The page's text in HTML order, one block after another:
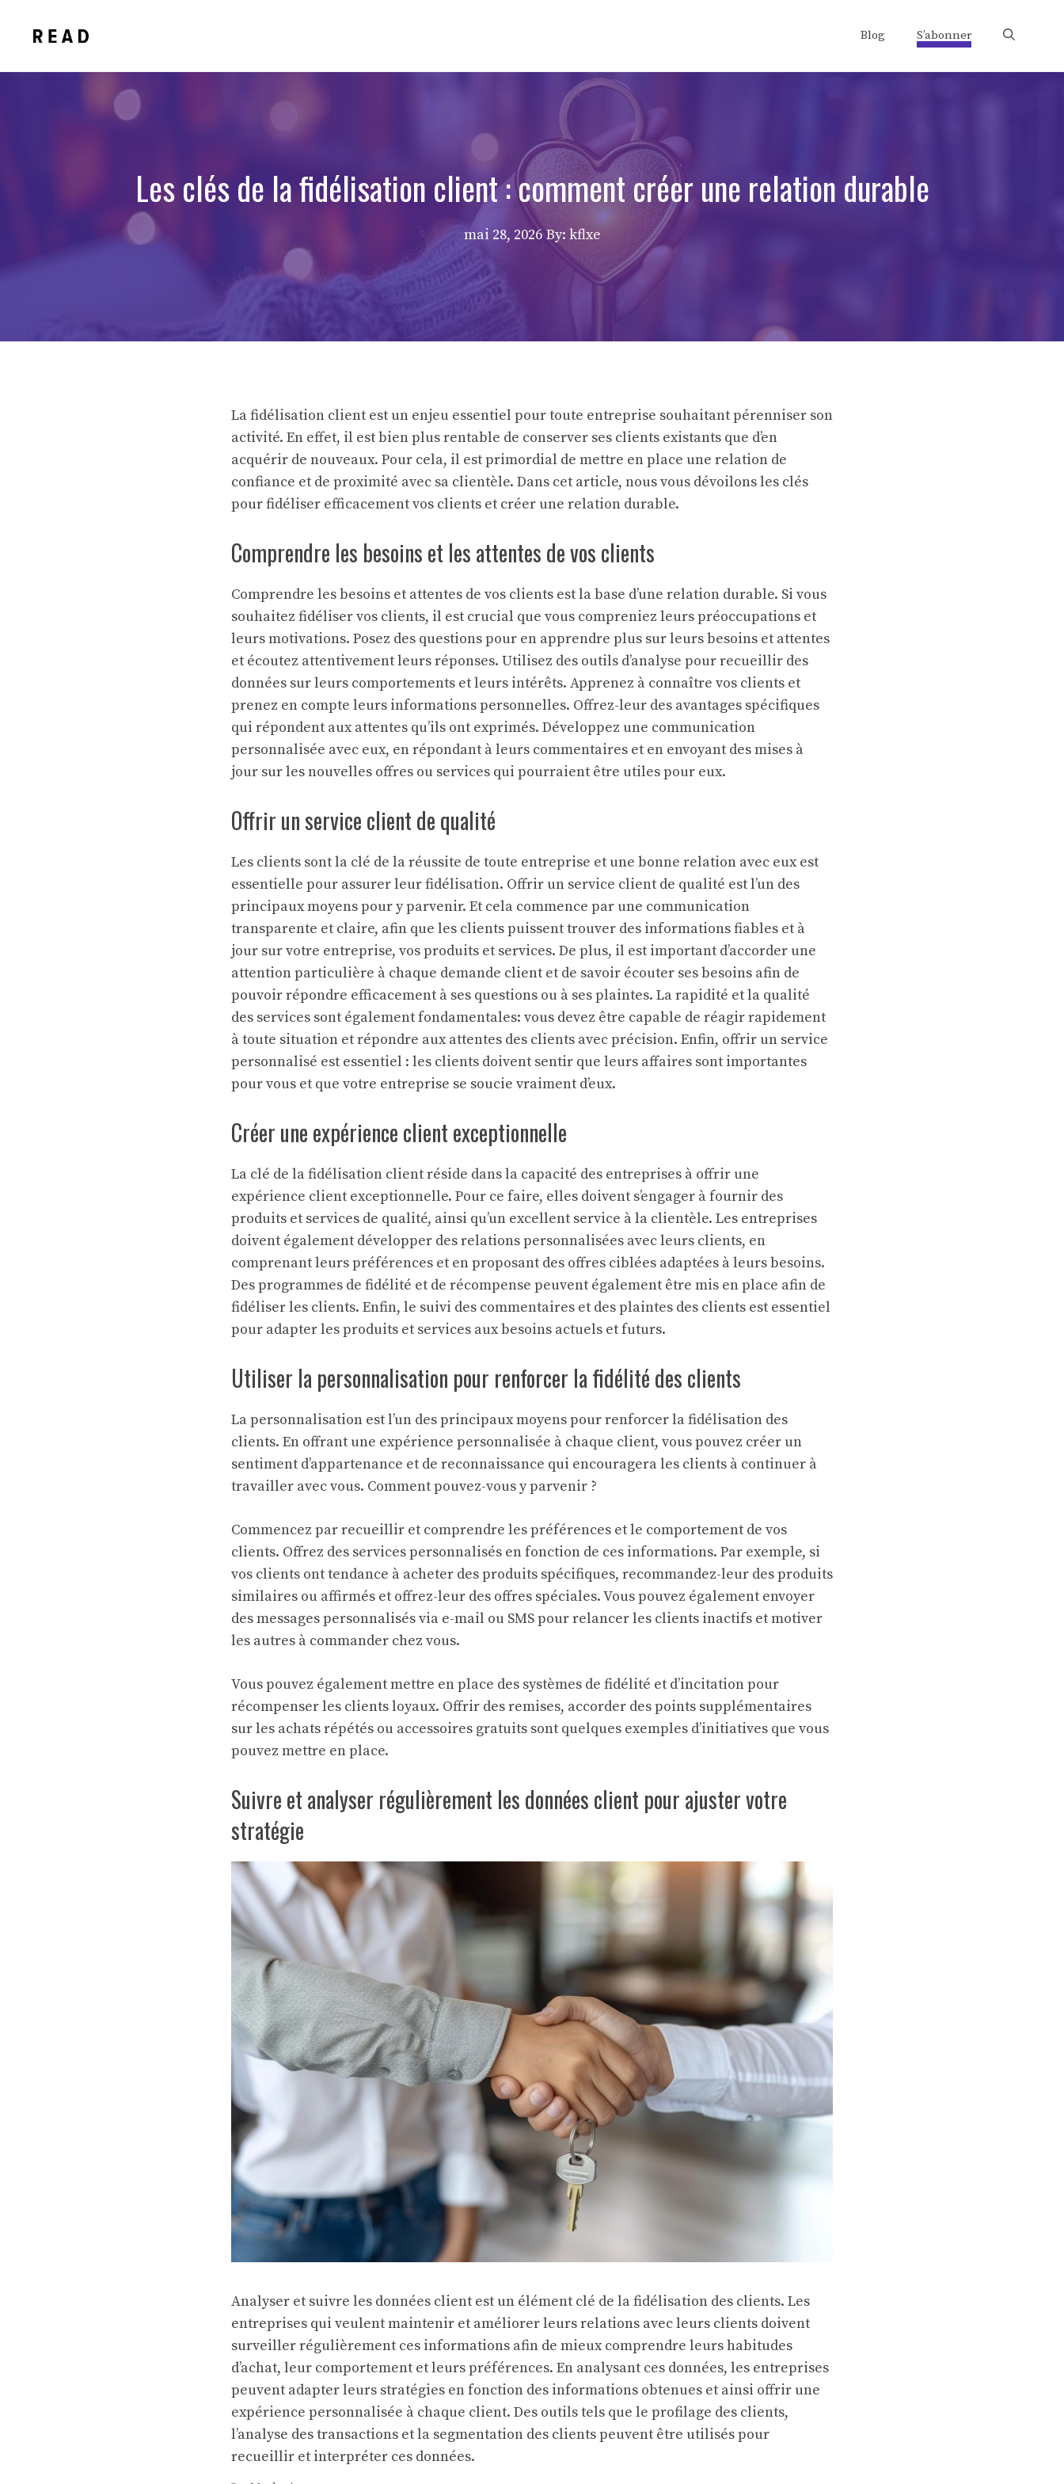
Blog S’abonner
Les clés de la fidélisation client : comment créer une relation durable
mai 28, 2026 By: kflxe
La fidélisation client est un enjeu essentiel pour toute entreprise souhaitant pérenniser son
activité. En effet, il est bien plus rentable de conserver ses clients existants que d’en
acquérir de nouveaux. Pour cela, il est primordial de mettre en place une relation de
confiance et de proximité avec sa clientèle. Dans cet article, nous vous dévoilons les clés
pour fidéliser efficacement vos clients et créer une relation durable.
Comprendre les besoins et les attentes de vos clients
Comprendre les besoins et attentes de vos clients est la base d’une relation durable. Si vous
souhaitez fidéliser vos clients, il est crucial que vous compreniez leurs préoccupations et
leurs motivations. Posez des questions pour en apprendre plus sur leurs besoins et attentes
et écoutez attentivement leurs réponses. Utilisez des outils d’analyse pour recueillir des
données sur leurs comportements et leurs intérêts. Apprenez à connaître vos clients et
prenez en compte leurs informations personnelles. Offrez-leur des avantages spécifiques
qui répondent aux attentes qu’ils ont exprimés. Développez une communication
personnalisée avec eux, en répondant à leurs commentaires et en envoyant des mises à
jour sur les nouvelles offres ou services qui pourraient être utiles pour eux.
Offrir un service client de qualité
Les clients sont la clé de la réussite de toute entreprise et une bonne relation avec eux est
essentielle pour assurer leur fidélisation. Offrir un service client de qualité est l’un des
principaux moyens pour y parvenir. Et cela commence par une communication
transparente et claire, afin que les clients puissent trouver des informations fiables et à
jour sur votre entreprise, vos produits et services. De plus, il est important d’accorder une
attention particulière à chaque demande client et de savoir écouter ses besoins afin de
pouvoir répondre efficacement à ses questions ou à ses plaintes. La rapidité et la qualité
des services sont également fondamentales: vous devez être capable de réagir rapidement
à toute situation et répondre aux attentes des clients avec précision. Enfin, offrir un service
personnalisé est essentiel : les clients doivent sentir que leurs affaires sont importantes
pour vous et que votre entreprise se soucie vraiment d’eux.
Créer une expérience client exceptionnelle
La clé de la fidélisation client réside dans la capacité des entreprises à offrir une
expérience client exceptionnelle. Pour ce faire, elles doivent s’engager à fournir des
produits et services de qualité, ainsi qu’un excellent service à la clientèle. Les entreprises
doivent également développer des relations personnalisées avec leurs clients, en
comprenant leurs préférences et en proposant des offres ciblées adaptées à leurs besoins.
Des programmes de fidélité et de récompense peuvent également être mis en place afin de
fidéliser les clients. Enfin, le suivi des commentaires et des plaintes des clients est essentiel
pour adapter les produits et services aux besoins actuels et futurs.
Utiliser la personnalisation pour renforcer la fidélité des clients
La personnalisation est l’un des principaux moyens pour renforcer la fidélisation des
clients. En offrant une expérience personnalisée à chaque client, vous pouvez créer un
sentiment d’appartenance et de reconnaissance qui encouragera les clients à continuer à
travailler avec vous. Comment pouvez-vous y parvenir ?
Commencez par recueillir et comprendre les préférences et le comportement de vos
clients. Offrez des services personnalisés en fonction de ces informations. Par exemple, si
vos clients ont tendance à acheter des produits spécifiques, recommandez-leur des produits
similaires ou affirmés et offrez-leur des offres spéciales. Vous pouvez également envoyer
des messages personnalisés via e-mail ou SMS pour relancer les clients inactifs et motiver
les autres à commander chez vous.
Vous pouvez également mettre en place des systèmes de fidélité et d’incitation pour
récompenser les clients loyaux. Offrir des remises, accorder des points supplémentaires
sur les achats répétés ou accessoires gratuits sont quelques exemples d’initiatives que vous
pouvez mettre en place.
Suivre et analyser régulièrement les données client pour ajuster votre
stratégie
Analyser et suivre les données client est un élément clé de la fidélisation des clients. Les
entreprises qui veulent maintenir et améliorer leurs relations avec leurs clients doivent
surveiller régulièrement ces informations afin de mieux comprendre leurs habitudes
d’achat, leur comportement et leurs préférences. En analysant ces données, les entreprises
peuvent adapter leurs stratégies en fonction des informations obtenues et ainsi offrir une
expérience personnalisée à chaque client. Des outils tels que le profilage des clients,
l’analyse des transactions et la segmentation des clients peuvent être utilisés pour
recueillir et interpréter ces données.